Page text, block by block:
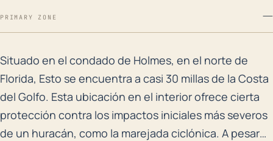
PRIMARY ZONE —
Situado en el condado de Holmes, en el norte de
Situado en el condado de Holmes, en el norte de
Florida, Esto se encuentra a casi 30 millas de la Costa
del Golfo. Esta ubicación en el interior ofrece cierta
protección contra los impactos iniciales más severos
de un huracán, como la marejada ciclónica. A pesar